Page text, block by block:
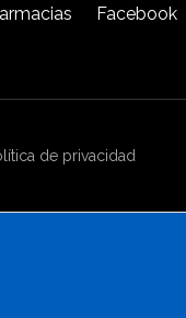
Facebook
de privacidad